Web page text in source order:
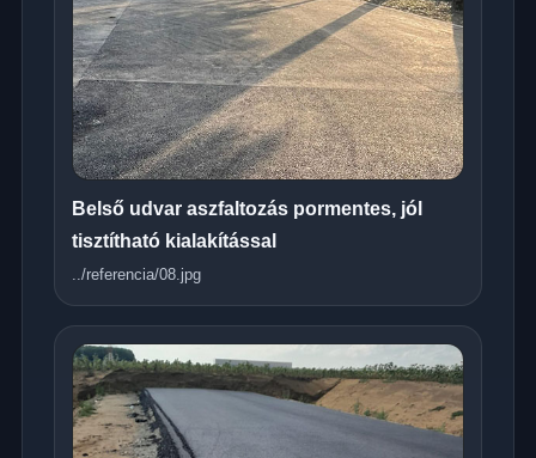
Belső udvar aszfaltozás pormentes, jól
tisztítható kialakítással
../referencia/08.jpg